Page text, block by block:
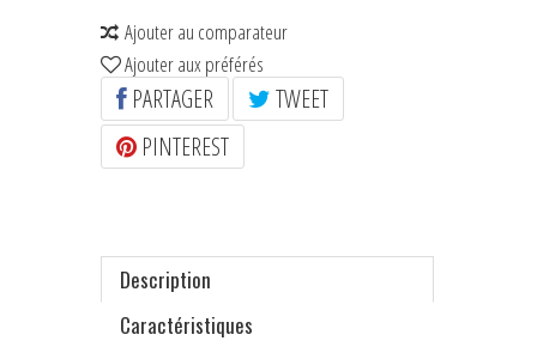
Ajouter au comparateur
Ajouter aux préférés
PARTAGER
TWEET
PINTEREST
Description
Caractéristiques